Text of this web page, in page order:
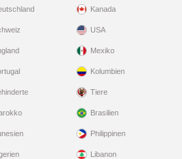
Kanada
USA
Mexiko
Kolumbien
Tiere
Brasilien
Philippinen
Libanon